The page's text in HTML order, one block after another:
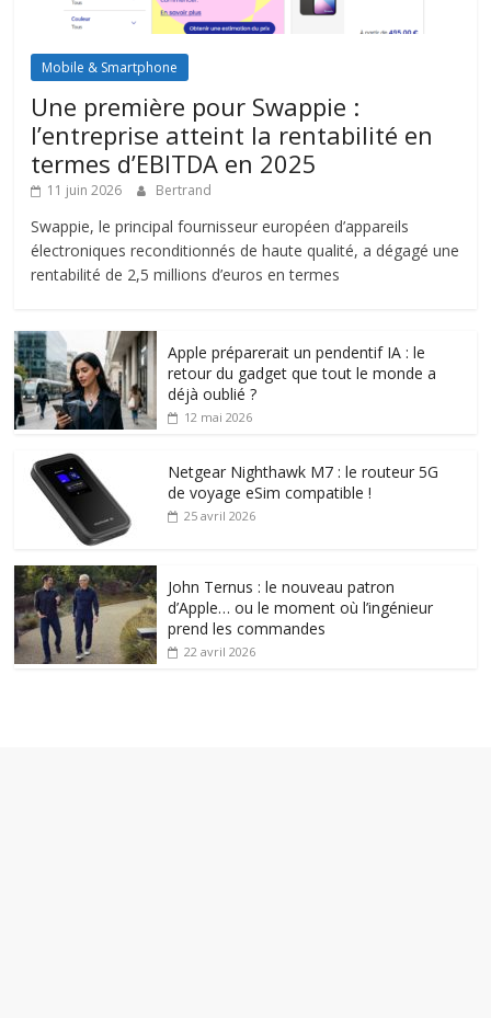
Mobile & Smartphone
Une première pour Swappie :
l’entreprise atteint la rentabilité en
termes d’EBITDA en 2025
11 juin 2026 Bertrand
Swappie, le principal fournisseur européen d’appareils
électroniques reconditionnés de haute qualité, a dégagé une
rentabilité de 2,5 millions d’euros en termes
Apple préparerait un pendentif IA : le
retour du gadget que tout le monde a
déjà oublié ?
12 mai 2026
Netgear Nighthawk M7 : le routeur 5G
de voyage eSim compatible !
25 avril 2026
John Ternus : le nouveau patron
d’Apple… ou le moment où l’ingénieur
prend les commandes
22 avril 2026